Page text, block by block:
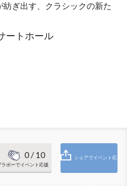
ぎ出す、クラシックの新た
ートホール
0/ 10
ラボーでイベント応援
シェアでイベント応